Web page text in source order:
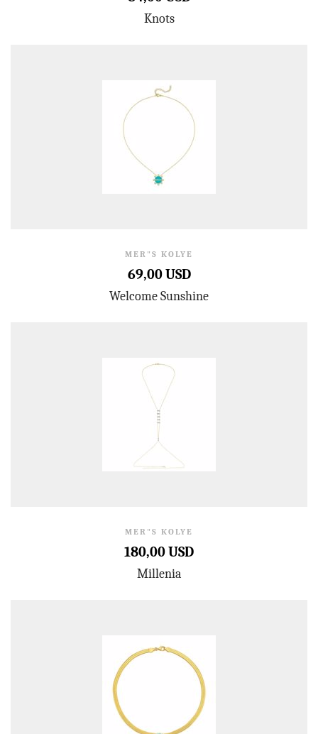
Knots
MER"S KOLYE
69,00 USD
Welcome Sunshine
MER"S KOLYE
180,00 USD
Millenia